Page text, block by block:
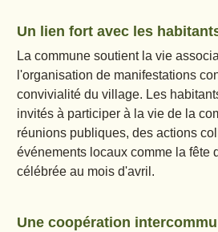
Un lien fort avec les
La commune soutient la vie
l'organisation de manifestations
convivialité du village. Les
invités à participer à la vie de la
réunions publiques, des actions
événements locaux comme la fête
célébrée au mois d'avril.
Une coopération